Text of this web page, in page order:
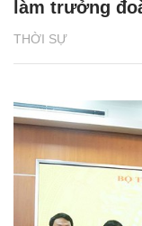
THỜI SỰ
làm trưởng